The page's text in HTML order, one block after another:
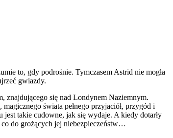
to, gdy podrośnie. Tymczasem Astrid nie mogła
gwiazdy.
znajdującego się nad Londynem Naziemnym.
świata pełnego przyjaciół, przygód i
jest takie cudowne, jak się wydaje. A kiedy dotarły
co do grożących jej niebezpieczeństw…